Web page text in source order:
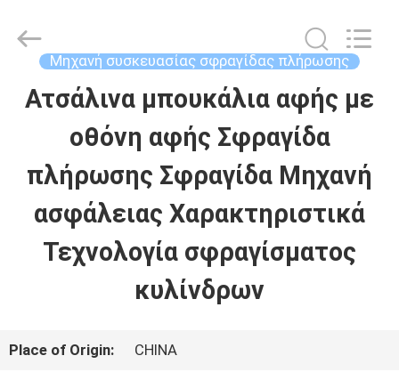
ΣΠΊΤΙ
ΠΡΟΪΌΝΤΑ
ΣΧΕΤΙΚΆ
Chic
Machinery
Rights
Μηχανή συσκευασίας σφραγίδας πλήρωσης
Ατσάλινα μπουκάλια αφής με
οθόνη αφής Σφραγίδα
πλήρωσης Σφραγίδα Μηχανή
ασφάλειας Χαρακτηριστικά
Τεχνολογία σφραγίσματος
κυλίνδρων
Place of Origin: CHINA